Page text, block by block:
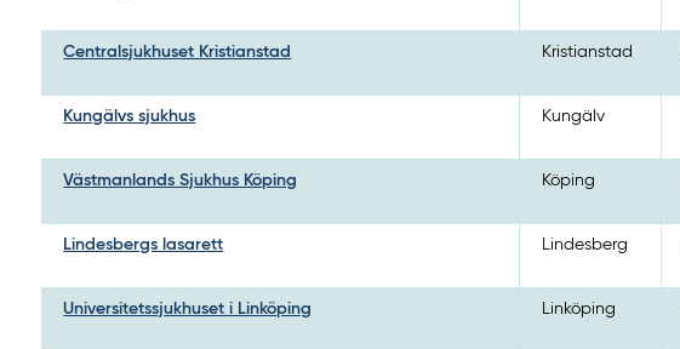
Centralsjukhuset Kristianstad Kristianstad
Kungälvs sjukhus Kungälv
Västmanlands Sjukhus Köping Köping
Lindesbergs lasarett Lindesberg
Universitetssjukhuset i Linköping Linköping